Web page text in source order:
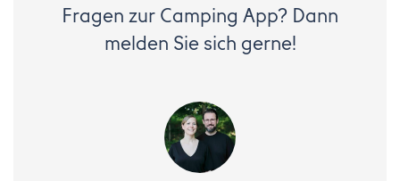
Fragen zur Camping App? Dann
melden Sie sich gerne!